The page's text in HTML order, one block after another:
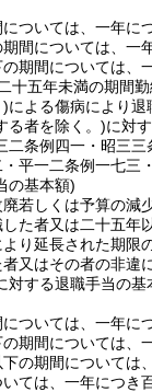
ついては、一年に
間については、一
期間については、
十五年未満の期間
)による傷病により退
る者を除く。)に対
二条例四一・昭三
平一二条例一七三
の基本額)
若しくは予算の減
した者又は二十五年
り延長された期限
又はその者の非違
対する退職手当の
ついては、一年に
期間については、
の期間については
ては、一年につき